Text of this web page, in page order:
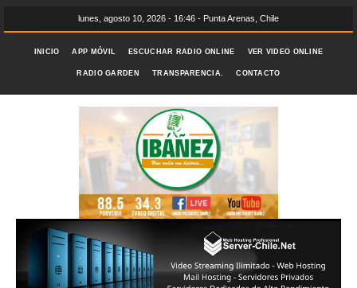
lunes, agosto 10, 2026 - 16:46 - Punta Arenas, Chile
INICIO APP MÓVIL ESCUCHAR RADIO ONLINE VER VIDEO ONLINE
RADIO GARDEN TRANSPARENCIA. CONTACTO